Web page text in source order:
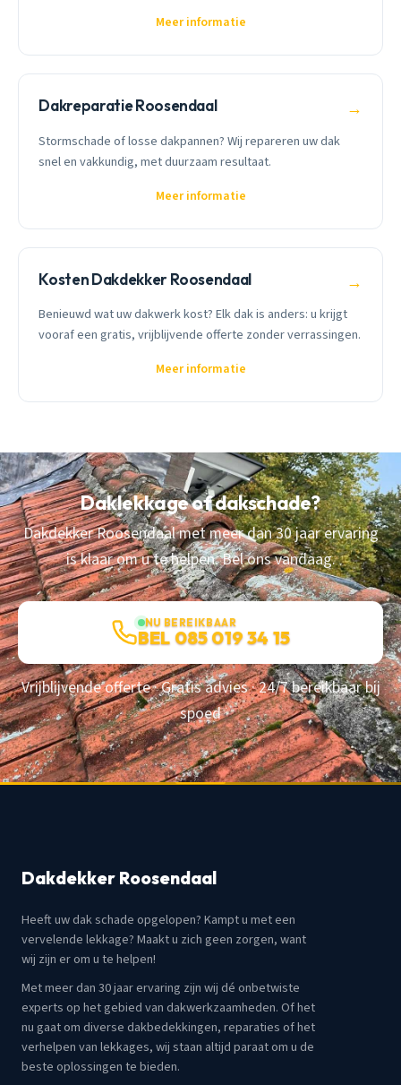
Meer informatie
Dakreparatie Roosendaal →
Stormschade of losse dakpannen? Wij repareren uw dak
snel en vakkundig, met duurzaam resultaat.
Meer informatie
Kosten Dakdekker Roosendaal →
Benieuwd wat uw dakwerk kost? Elk dak is anders: u krijgt
vooraf een gratis, vrijblijvende offerte zonder verrassingen.
Meer informatie
Daklekkage of dakschade?
Dakdekker Roosendaal met meer dan 30 jaar ervaring
is klaar om u te helpen. Bel ons vandaag.
NU BEREIKBAAR
BEL 085 019 34 15
Vrijblijvende offerte · Gratis advies · 24/7 bereikbaar bij
spoed
Dakdekker Roosendaal
Heeft uw dak schade opgelopen? Kampt u met een
vervelende lekkage? Maakt u zich geen zorgen, want
wij zijn er om u te helpen!
Met meer dan 30 jaar ervaring zijn wij dé onbetwiste
experts op het gebied van dakwerkzaamheden. Of het
nu gaat om diverse dakbedekkingen, reparaties of het
verhelpen van lekkages, wij staan altijd paraat om u de
beste oplossingen te bieden.